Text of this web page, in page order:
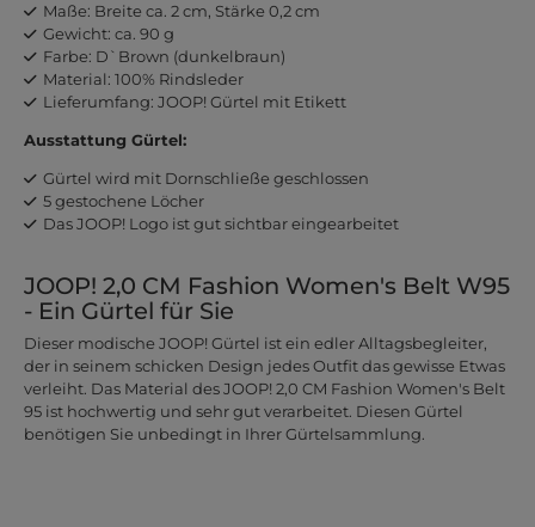
Maße: Breite ca. 2 cm, Stärke 0,2 cm
Gewicht: ca. 90 g
Farbe: D`Brown (dunkelbraun)
Material: 100% Rindsleder
Lieferumfang: JOOP! Gürtel mit Etikett
Ausstattung Gürtel:
Gürtel wird mit Dornschließe geschlossen
5 gestochene Löcher
Das JOOP! Logo ist gut sichtbar eingearbeitet
JOOP! 2,0 CM Fashion Women's Belt W95
- Ein Gürtel für Sie
Dieser modische JOOP! Gürtel ist ein edler Alltagsbegleiter,
der in seinem schicken Design jedes Outfit das gewisse Etwas
verleiht. Das Material des JOOP! 2,0 CM Fashion Women's Belt
95 ist hochwertig und sehr gut verarbeitet. Diesen Gürtel
benötigen Sie unbedingt in Ihrer Gürtelsammlung.